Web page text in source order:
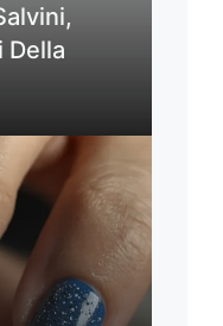
Della